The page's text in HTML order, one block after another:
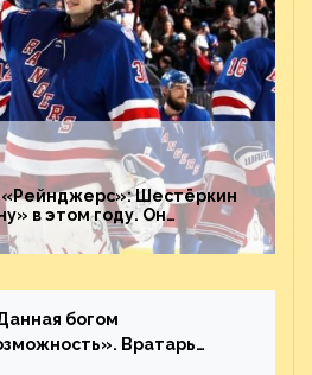
«Рейнджерс»: Шестёркин
в этом году. Он
богом
Вратарь